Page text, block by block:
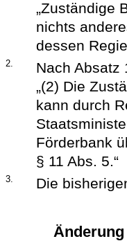
„Zuständige
nichts
dessen
2.
Nach Absatz
„(2) Die
kann durch
Förderbank
§ 11 Abs. 5.“
3. Die